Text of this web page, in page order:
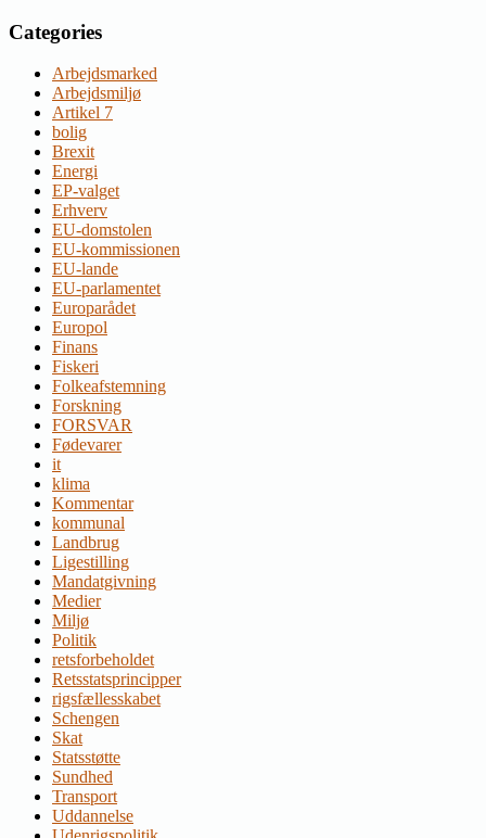
Categories
Arbejdsmarked
Arbejdsmiljø
Artikel 7
bolig
Brexit
Energi
EP-valget
Erhverv
EU-domstolen
EU-kommissionen
EU-lande
EU-parlamentet
Europarådet
Europol
Finans
Fiskeri
Folkeafstemning
Forskning
FORSVAR
Fødevarer
it
klima
Kommentar
kommunal
Landbrug
Ligestilling
Mandatgivning
Medier
Miljø
Politik
retsforbeholdet
Retsstatsprincipper
rigsfællesskabet
Schengen
Skat
Statsstøtte
Sundhed
Transport
Uddannelse